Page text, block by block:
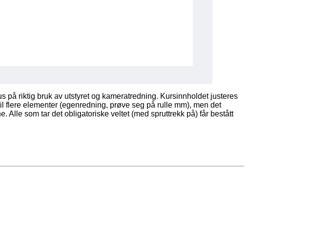
på riktig bruk av utstyret og kameratredning. Kursinnholdet justeres
elementer (egenredning, prøve seg på rulle mm), men det
Alle som tar det obligatoriske veltet (med spruttrekk på) får bestått